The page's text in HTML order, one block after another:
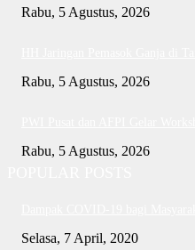
Rabu, 5 Agustus, 2026
Rabu, 5 Agustus, 2026
Rabu, 5 Agustus, 2026
Selasa, 7 April, 2020